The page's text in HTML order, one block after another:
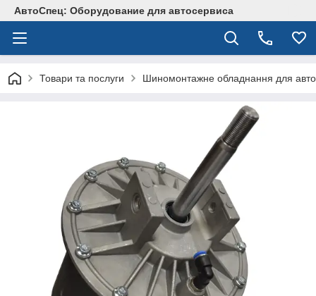
АвтоСпец: Оборудование для автосервиса
Товари та послуги Шиномонтажне обладнання для